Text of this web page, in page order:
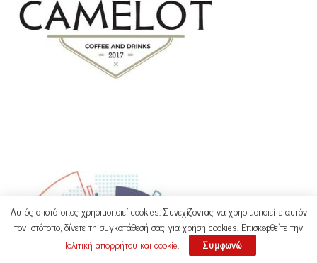
Αυτός ο ιστότοπος χρησιμοποιεί cookies. Συνεχίζοντας να χρησιμοποιείτε αυτόν
τον ιστότοπο, δίνετε τη συγκατάθεσή σας για χρήση cookies. Επισκεφθείτε την
Πολιτική απορρήτου και cookie. Συμφωνώ